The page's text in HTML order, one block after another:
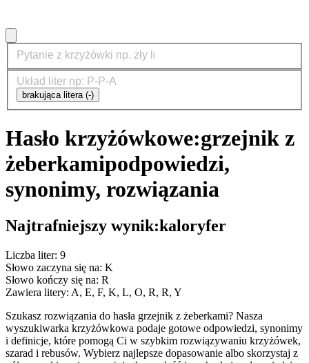
brakująca litera (-)
Hasło krzyżówkowe:grzejnik z
żeberkamipodpowiedzi,
synonimy, rozwiązania
Najtrafniejszy wynik:kaloryfer
Liczba liter: 9
Słowo zaczyna się na: K
Słowo kończy się na: R
Zawiera litery: A, E, F, K, L, O, R, R, Y
Szukasz rozwiązania do hasła grzejnik z żeberkami? Nasza
wyszukiwarka krzyżówkowa podaje gotowe odpowiedzi, synonimy
i definicje, które pomogą Ci w szybkim rozwiązywaniu krzyżówek,
szarad i rebusów. Wybierz najlepsze dopasowanie albo skorzystaj z